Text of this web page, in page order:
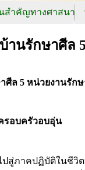
สำคัญทางศาสนา
านรักษาศีล
ศีล 5 หน่วยงานรักษ
รอบครัวอบอุ่น
ปสู่ภาคปฏิบัติในชีวิ